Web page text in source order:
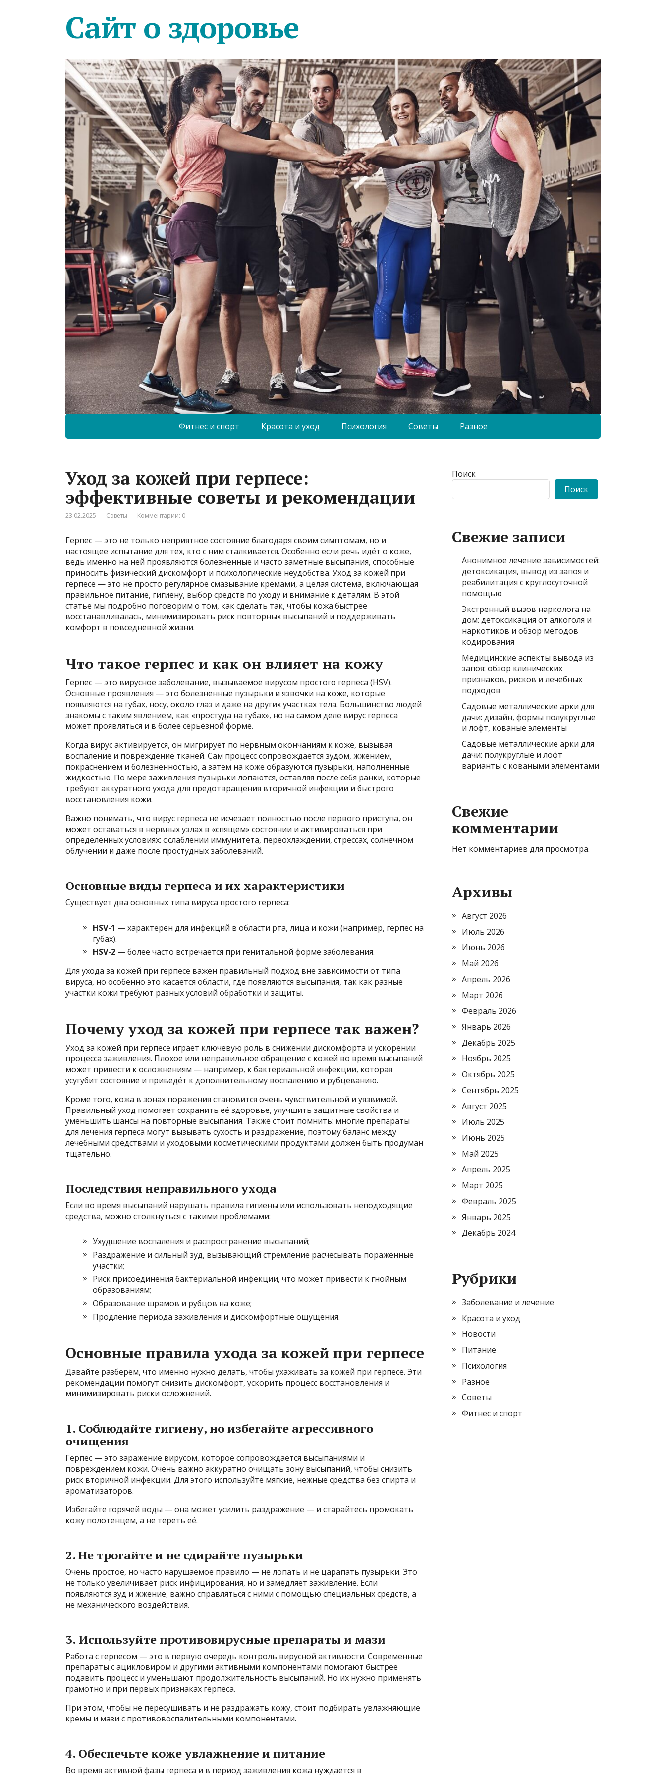
Сайт о здоровье
Фитнес и спорт Красота и уход Психология Советы Разное
Уход за кожей при герпесе:
эффективные советы и рекомендации
23.02.2025 Советы Комментарии: 0
Герпес — это не только неприятное состояние благодаря своим симптомам, но и
настоящее испытание для тех, кто с ним сталкивается. Особенно если речь идёт о коже,
ведь именно на ней проявляются болезненные и часто заметные высыпания, способные
приносить физический дискомфорт и психологические неудобства. Уход за кожей при
герпесе — это не просто регулярное смазывание кремами, а целая система, включающая
правильное питание, гигиену, выбор средств по уходу и внимание к деталям. В этой
статье мы подробно поговорим о том, как сделать так, чтобы кожа быстрее
восстанавливалась, минимизировать риск повторных высыпаний и поддерживать
комфорт в повседневной жизни.
Что такое герпес и как он влияет на кожу
Герпес — это вирусное заболевание, вызываемое вирусом простого герпеса (HSV).
Основные проявления — это болезненные пузырьки и язвочки на коже, которые
появляются на губах, носу, около глаз и даже на других участках тела. Большинство людей
знакомы с таким явлением, как «простуда на губах», но на самом деле вирус герпеса
может проявляться и в более серьёзной форме.
Когда вирус активируется, он мигрирует по нервным окончаниям к коже, вызывая
воспаление и повреждение тканей. Сам процесс сопровождается зудом, жжением,
покраснением и болезненностью, а затем на коже образуются пузырьки, наполненные
жидкостью. По мере заживления пузырьки лопаются, оставляя после себя ранки, которые
требуют аккуратного ухода для предотвращения вторичной инфекции и быстрого
восстановления кожи.
Важно понимать, что вирус герпеса не исчезает полностью после первого приступа, он
может оставаться в нервных узлах в «спящем» состоянии и активироваться при
определённых условиях: ослаблении иммунитета, переохлаждении, стрессах, солнечном
облучении и даже после простудных заболеваний.
Основные виды герпеса и их характеристики
Существует два основных типа вируса простого герпеса:
HSV-1 — характерен для инфекций в области рта, лица и кожи (например, герпес на
губах).
HSV-2 — более часто встречается при генитальной форме заболевания.
Для ухода за кожей при герпесе важен правильный подход вне зависимости от типа
вируса, но особенно это касается области, где появляются высыпания, так как разные
участки кожи требуют разных условий обработки и защиты.
Почему уход за кожей при герпесе так важен?
Уход за кожей при герпесе играет ключевую роль в снижении дискомфорта и ускорении
процесса заживления. Плохое или неправильное обращение с кожей во время высыпаний
может привести к осложнениям — например, к бактериальной инфекции, которая
усугубит состояние и приведёт к дополнительному воспалению и рубцеванию.
Кроме того, кожа в зонах поражения становится очень чувствительной и уязвимой.
Правильный уход помогает сохранить её здоровье, улучшить защитные свойства и
уменьшить шансы на повторные высыпания. Также стоит помнить: многие препараты
для лечения герпеса могут вызывать сухость и раздражение, поэтому баланс между
лечебными средствами и уходовыми косметическими продуктами должен быть продуман
тщательно.
Последствия неправильного ухода
Если во время высыпаний нарушать правила гигиены или использовать неподходящие
средства, можно столкнуться с такими проблемами:
Ухудшение воспаления и распространение высыпаний;
Раздражение и сильный зуд, вызывающий стремление расчесывать поражённые
участки;
Риск присоединения бактериальной инфекции, что может привести к гнойным
образованиям;
Образование шрамов и рубцов на коже;
Продление периода заживления и дискомфортные ощущения.
Основные правила ухода за кожей при герпесе
Давайте разберём, что именно нужно делать, чтобы ухаживать за кожей при герпесе. Эти
рекомендации помогут снизить дискомфорт, ускорить процесс восстановления и
минимизировать риски осложнений.
1. Соблюдайте гигиену, но избегайте агрессивного
очищения
Герпес — это заражение вирусом, которое сопровождается высыпаниями и
повреждением кожи. Очень важно аккуратно очищать зону высыпаний, чтобы снизить
риск вторичной инфекции. Для этого используйте мягкие, нежные средства без спирта и
ароматизаторов.
Избегайте горячей воды — она может усилить раздражение — и старайтесь промокать
кожу полотенцем, а не тереть её.
2. Не трогайте и не сдирайте пузырьки
Очень простое, но часто нарушаемое правило — не лопать и не царапать пузырьки. Это
не только увеличивает риск инфицирования, но и замедляет заживление. Если
появляются зуд и жжение, важно справляться с ними с помощью специальных средств, а
не механического воздействия.
3. Используйте противовирусные препараты и мази
Работа с герпесом — это в первую очередь контроль вирусной активности. Современные
препараты с ацикловиром и другими активными компонентами помогают быстрее
подавить процесс и уменьшают продолжительность высыпаний. Но их нужно применять
грамотно и при первых признаках герпеса.
При этом, чтобы не пересушивать и не раздражать кожу, стоит подбирать увлажняющие
кремы и мази с противовоспалительными компонентами.
4. Обеспечьте коже увлажнение и питание
Во время активной фазы герпеса и в период заживления кожа нуждается в
Поиск
Поиск
Свежие записи
Анонимное лечение зависимостей:
детоксикация, вывод из запоя и
реабилитация с круглосуточной
помощью
Экстренный вызов нарколога на
дом: детоксикация от алкоголя и
наркотиков и обзор методов
кодирования
Медицинские аспекты вывода из
запоя: обзор клинических
признаков, рисков и лечебных
подходов
Садовые металлические арки для
дачи: дизайн, формы полукруглые
и лофт, кованые элементы
Садовые металлические арки для
дачи: полукруглые и лофт
варианты с коваными элементами
Свежие
комментарии
Нет комментариев для просмотра.
Архивы
Август 2026
Июль 2026
Июнь 2026
Май 2026
Апрель 2026
Март 2026
Февраль 2026
Январь 2026
Декабрь 2025
Ноябрь 2025
Октябрь 2025
Сентябрь 2025
Август 2025
Июль 2025
Июнь 2025
Май 2025
Апрель 2025
Март 2025
Февраль 2025
Январь 2025
Декабрь 2024
Рубрики
Заболевание и лечение
Красота и уход
Новости
Питание
Психология
Разное
Советы
Фитнес и спорт